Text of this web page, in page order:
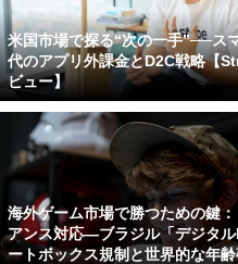
米国市場で探る“次の一手”──ス
代のアプリ外課金とD2C戦略【
ビュー】
海外ゲーム市場で勝つための鍵
アンス対応—ブラジル「デジタ
ートボックス規制と世界的な年